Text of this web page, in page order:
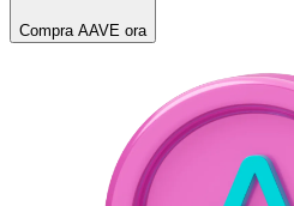
Compra AAVE ora